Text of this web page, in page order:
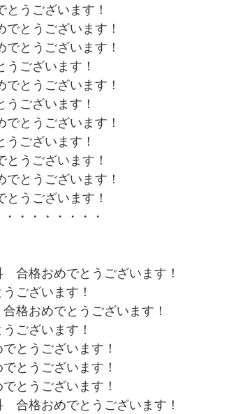
とうございます！
でとうございます！
でとうございます！
うございます！
でとうございます！
うございます！
でとうございます！
うございます！
とうございます！
でとうございます！
とうございます！
・・・・・・・
合格おめでとうございます！
ございます！
格おめでとうございます！
ございます！
とうございます！
とうございます！
とうございます！
合格おめでとうございます！